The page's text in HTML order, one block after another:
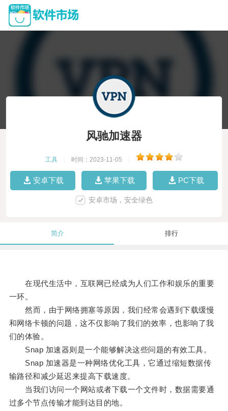
风驰加速器
工具 时间：2023-11-05
安卓下载 苹果下载 PC下载
安卓市场，安全绿色
简介 排行
在现代生活中，互联网已经成为人们工作和娱乐的重要
一环。
然而，由于网络拥塞等原因，我们经常会遇到下载缓慢
和网络卡顿的问题，这不仅影响了我们的效率，也影响了我
们的体验。
Snap 加速器则是一个能够解决这些问题的有效工具。
Snap 加速器是一种网络优化工具，它通过缩短数据传
输路径和减少延迟来提高下载速度。
当我们访问一个网站或者下载一个文件时，数据需要通
过多个节点传输才能到达目的地。